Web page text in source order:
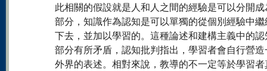
此相關的假設就是人和人之間的經驗是可以分開
部分，知識作為認知是可以單獨的從個別經驗中
下去，並加以學習的。這種論述和建構主義中的
部分有所矛盾，認知批判指出，學習者會自行營
外界的表述。相對來說，教導的不一定等於學習